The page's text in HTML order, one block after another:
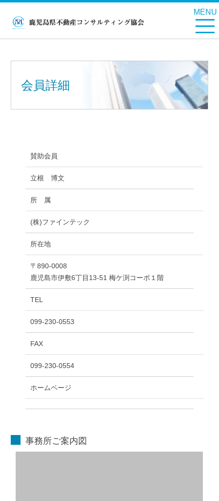
MENU
会員詳細
賛助会員
立根 博文
所 属
(株)ファインテック
所在地
〒890-0008
鹿児島市伊敷6丁目13-51 梅ケ渕コーポ１階
TEL
099-230-0553
FAX
099-230-0554
ホームページ
事務所ご案内図